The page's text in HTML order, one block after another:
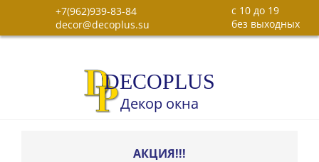
+7(962)939-83-84
decor@decoplus.su
c 10 до 19
без выходных
DECOPLUS
Декор окна
АКЦИЯ!!!